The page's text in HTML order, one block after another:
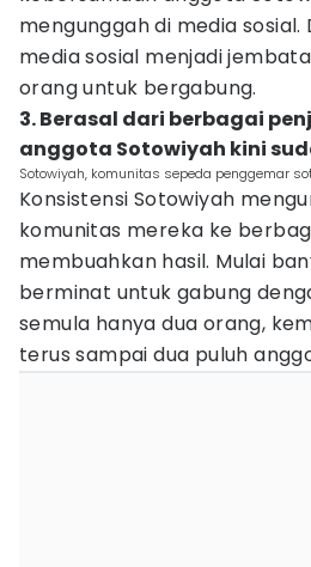
mengunggah di media sosial.
media sosial menjadi
orang untuk bergabung.
3. Berasal dari berbagai
anggota Sotowiyah kini
Sotowiyah, komunitas sepeda penggemar
Konsistensi Sotowiyah
komunitas mereka ke
membuahkan hasil. Mulai
berminat untuk gabung
semula hanya dua orang,
terus sampai dua puluh